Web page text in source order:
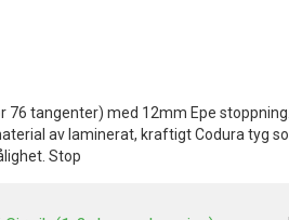
76 tangenter) med 12mm Epe
av laminerat, kraftigt Codura tyg
Stop